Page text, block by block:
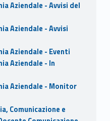
Aziendale - Avvisi del
Aziendale - Avvisi
Aziendale - Eventi
Aziendale - In
Aziendale - Monitor
Comunicazione e